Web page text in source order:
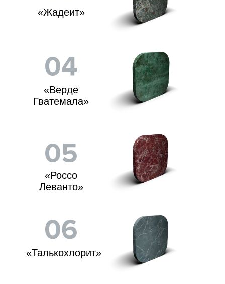
Элит»
моделей печей легко оплатить на
месте и получить ее с доставкой
на дом в кратчайшие сроки.
На территории студии установлены
две модульные бани в натуральную
Студия дизайна банного
интерьера
«Атмосфера»